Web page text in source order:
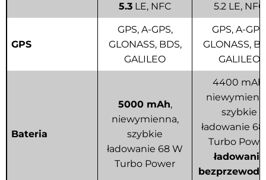
5.3 LE, NFC
5.2 LE, NFC
GPS
GPS, A-GPS,
GLONASS, BDS,
GALILEO
GPS, A-
GLONASS,
GALILEO
Bateria
5000 mAh,
niewymienna,
szybkie
ładowanie 68 W
Turbo Power
4400 mAh,
szybkie
ładowanie
Turbo
ładowanie